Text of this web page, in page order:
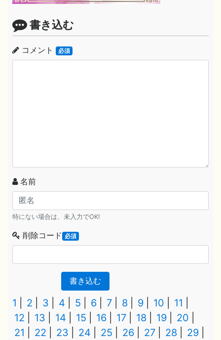
書き込む
コメント 必須
名前
特にない場合は、未入力でOK!
削除コード 必須
書き込む
1 2 3 4 5 6 7 8 9 10
11
12
13 14 15 16 17 18 19
20
21
22 23 24 25 26 27 28
29